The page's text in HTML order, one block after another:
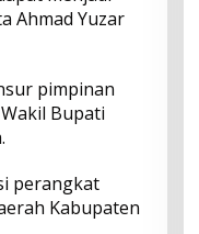
Ahmad Yuzar
pimpinan
Bupati
perangkat
Kabupaten